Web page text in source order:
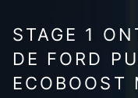
STAGE 1
DE FORD
ECOBOOST